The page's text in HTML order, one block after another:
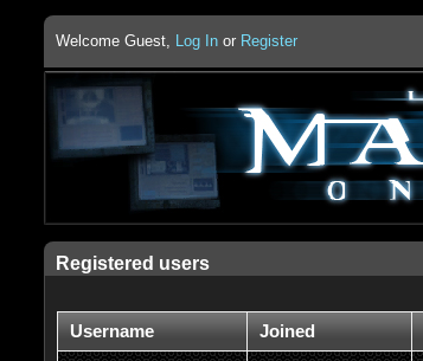
Welcome Guest, Log In or Register
Registered users
Username Joined